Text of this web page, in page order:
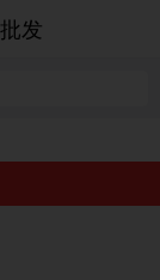
发版权所有